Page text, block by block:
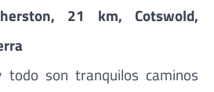
21 km, Cotswold,
son tranquilos caminos